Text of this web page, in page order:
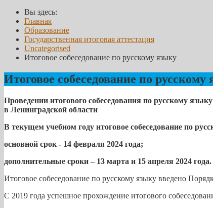
Вы здесь:
Главная
Образование
Государственная итоговая аттестация
Uncategorised
Итоговое собеседование по русскому языку
Итоговое собеседование по русскому
Проведении итогового собеседования по русскому языку
в Ленинградской области
В текущем учебном году итоговое собеседование по
основной срок - 14 февраля 2024 года;
дополнительные сроки – 13 марта и 15 апреля 2024 года.
Итоговое собеседование по русскому языку введено
С 2019 года успешное прохождение итогового